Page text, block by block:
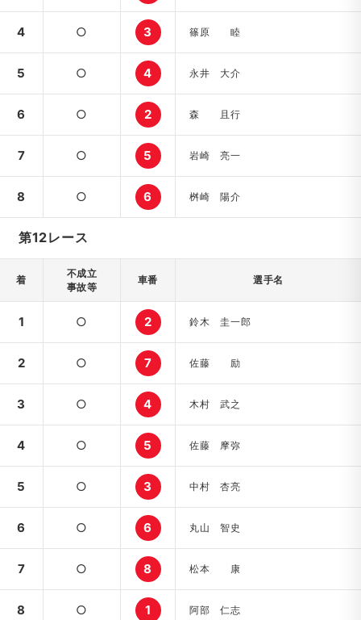
4 ○ 3 篠原 睦
5 ○ 4 永井 大介
6 ○ 2 森 且行
7 ○ 5 岩崎 亮一
8 ○ 6 桝崎 陽介
第12レース
着
不成立
事故等
車番 選手名
1 ○ 2 鈴木 圭一郎
2 ○ 7 佐藤 励
3 ○ 4 木村 武之
4 ○ 5 佐藤 摩弥
5 ○ 3 中村 杏亮
6 ○ 6 丸山 智史
7 ○ 8 松本 康
8 ○ 1 阿部 仁志